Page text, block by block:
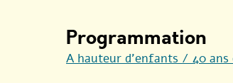
Programmation
A hauteur d’enfants / 40